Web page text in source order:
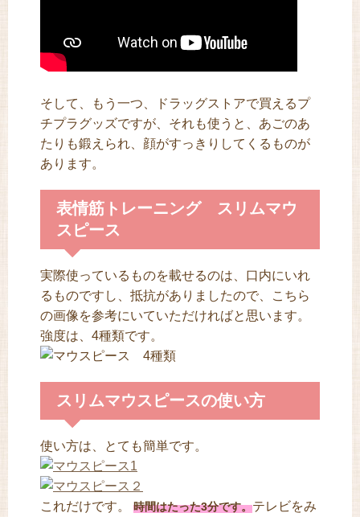
そして、もう一つ、ドラッグストアで買えるプ
チプラグッズですが、それも使うと、あごのあ
たりも鍛えられ、顔がすっきりしてくるものが
あります。
表情筋トレーニング スリムマウ
スピース
実際使っているものを載せるのは、口内にいれ
るものですし、抵抗がありましたので、こちら
の画像を参考にいていただければと思います。
強度は、4種類です。
スリムマウスピースの使い方
使い方は、とても簡単です。
これだけです。 時間はたった3分です。テレビをみ